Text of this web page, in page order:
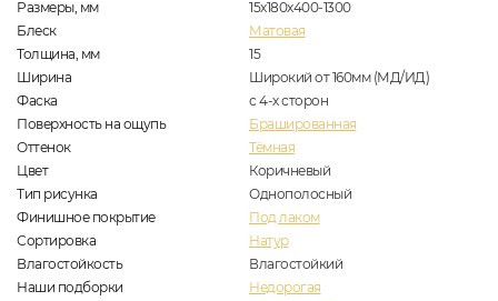
Размеры, мм
15х180х400-1300
Блеск
Матовая
Толщина, мм
15
Ширина
Широкий от 160мм (МД/ИД)
Фаска
с 4-х сторон
Поверхность на ощупь
Брашированная
Оттенок
Тёмная
Цвет
Коричневый
Тип рисунка
Однополосный
Финишное покрытие
Под лаком
Сортировка
Натур
Влагостойкость
Влагостойкий
Наши подборки
Недорогая